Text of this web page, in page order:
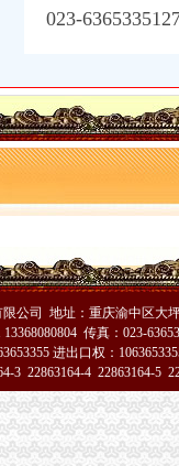
破四川新闻网-主流
工商代办
公寓信息-上海酷易搜
联交易报告书（修
项劳务分包工程招
施方案
经
察组交办问题
023-
公司 地址：重庆渝中区大
传真：023-
进出口权：
3 22863164-4 22863164-5